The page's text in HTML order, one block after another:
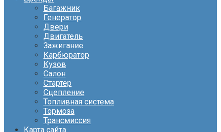
Багажник
Генератор
Двери
Двигатель
Зажигание
Карбюратор
Кузов
Салон
Стартер
Сцепление
Топливная система
Тормоза
Трансмиссия
Карта сайта